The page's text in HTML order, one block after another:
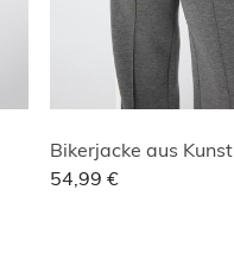
Bikerjacke aus
54,99 €